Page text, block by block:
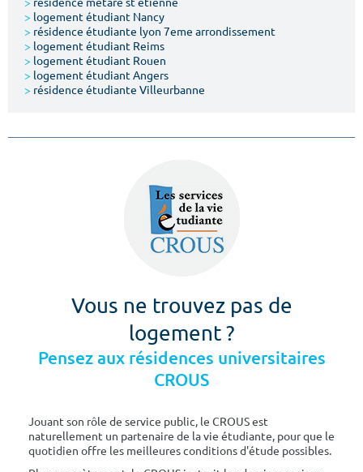
> logement étudiant Nancy
> résidence étudiante lyon 7eme arrondissement
> logement étudiant Reims
> logement étudiant Rouen
> logement étudiant Angers
> résidence étudiante Villeurbanne
Vous ne trouvez pas de
logement ?
Pensez aux résidences universitaires
CROUS
Jouant son rôle de service public, le CROUS est
naturellement un partenaire de la vie étudiante, pour que le
quotidien offre les meilleures conditions d'étude possibles.